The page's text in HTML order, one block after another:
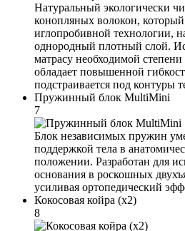
Натуральный экологически
конопляных волокон,
иглопробивной технологии,
однородный плотный слой.
матрасу необходимой
обладает повышенной
подстраивается под контуры
Пружинный блок MultiMini
7
Блок независимых пружин
поддержкой тела в
положении. Разработан для
основания в роскошных
усиливая ортопедический
Кокосовая койра (x2)
8